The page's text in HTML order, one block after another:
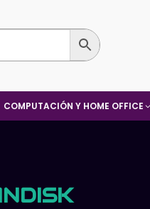
COMPUTACIÓN Y HOME OFFICE